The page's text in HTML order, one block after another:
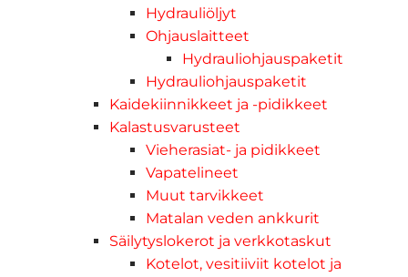
Hydrauliöljyt
Ohjauslaitteet
Hydrauliohjauspaketit
Hydrauliohjauspaketit
Kaidekiinnikkeet ja -pidikkeet
Kalastusvarusteet
Vieherasiat- ja pidikkeet
Vapatelineet
Muut tarvikkeet
Matalan veden ankkurit
Säilytyslokerot ja verkkotaskut
Kotelot, vesitiiviit kotelot ja